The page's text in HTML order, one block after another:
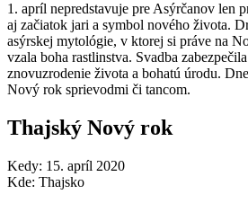
1. apríl nepredstavuje pre Asýrčanov len
aj začiatok jari a symbol nového života.
asýrskej mytológie, v ktorej si práve na
vzala boha rastlinstva. Svadba
znovuzrodenie života a bohatú úrodu.
Nový rok sprievodmi či tancom.
Thajský Nový rok
Kedy: 15. apríl 2020
Kde: Thajsko